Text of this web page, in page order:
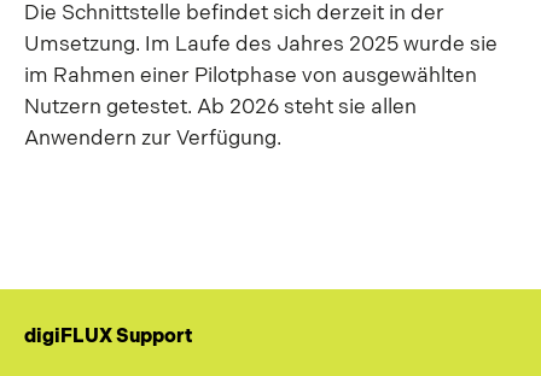
Die Schnittstelle befindet sich derzeit in der
Umsetzung. Im Laufe des Jahres 2025 wurde sie
im Rahmen einer Pilotphase von ausgewählten
Nutzern getestet. Ab 2026 steht sie allen
Anwendern zur Verfügung.
digiFLUX Support